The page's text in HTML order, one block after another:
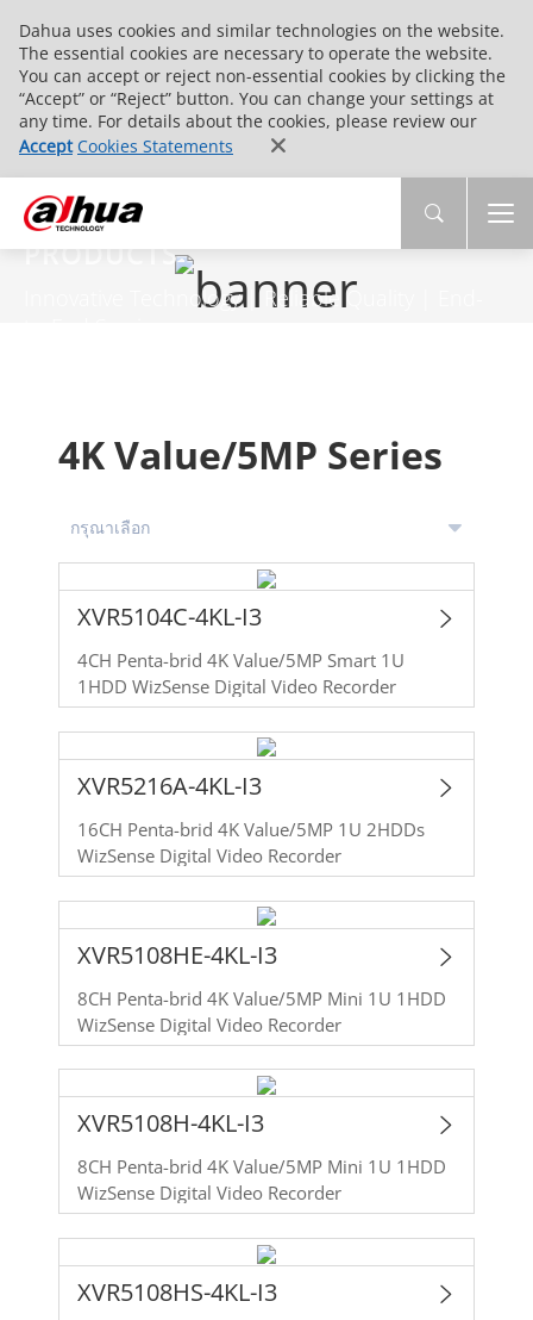
Dahua uses cookies and similar technologies on the website.
The essential cookies are necessary to operate the website.
You can accept or reject non-essential cookies by clicking the
“Accept” or “Reject” button. You can change your settings at
any time. For details about the cookies, please review our
Accept Cookies Statements
PRODUCTS
Innovative Technology | Reliable Quality | End-
4K Value/5MP Series
XVR5104C-4KL-I3
4CH Penta-brid 4K Value/5MP Smart 1U
1HDD WizSense Digital Video Recorder
XVR5216A-4KL-I3
16CH Penta-brid 4K Value/5MP 1U 2HDDs
WizSense Digital Video Recorder
XVR5108HE-4KL-I3
8CH Penta-brid 4K Value/5MP Mini 1U 1HDD
WizSense Digital Video Recorder
XVR5108H-4KL-I3
8CH Penta-brid 4K Value/5MP Mini 1U 1HDD
WizSense Digital Video Recorder
XVR5108HS-4KL-I3